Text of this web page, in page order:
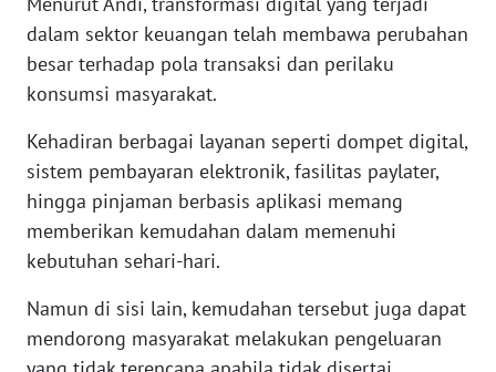
dalam sektor keuangan telah membawa perubahan
besar terhadap pola transaksi dan perilaku
konsumsi masyarakat.
Kehadiran berbagai layanan seperti dompet digital,
sistem pembayaran elektronik, fasilitas paylater,
hingga pinjaman berbasis aplikasi memang
memberikan kemudahan dalam memenuhi
kebutuhan sehari-hari.
Namun di sisi lain, kemudahan tersebut juga dapat
mendorong masyarakat melakukan pengeluaran
WN
WN
PAPUA
WN
PAPUA
BARAT
WN
RIAU